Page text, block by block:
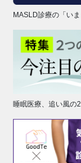
MASLD診療の「い
睡眠医療、追い風の